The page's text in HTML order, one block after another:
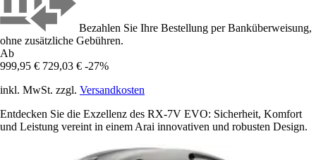
Bezahlen Sie Ihre Bestellung per Banküberweisung,
ohne zusätzliche Gebühren.
Ab
999,95 € 729,03 € -27%
inkl. MwSt. zzgl. Versandkosten
Entdecken Sie die Exzellenz des RX-7V EVO: Sicherheit, Komfort
und Leistung vereint in einem Arai innovativen und robusten Design.